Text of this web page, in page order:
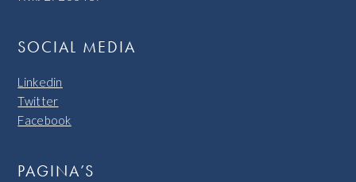
SOCIAL MEDIA
Linkedin
Twitter
Facebook
PAGINA’S